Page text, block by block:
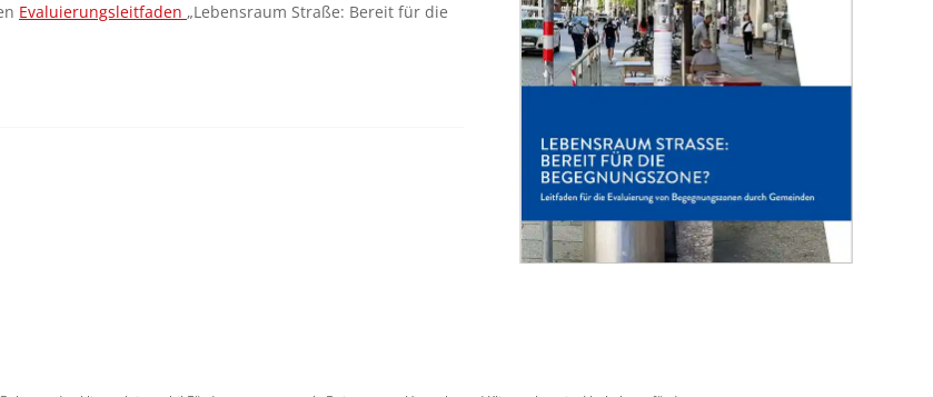
Evaluierungsleitfaden „Lebensraum Straße: Bereit für die